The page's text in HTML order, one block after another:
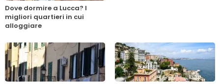
Dove dormire a Lucca? I
migliori quartieri in cui
alloggiare